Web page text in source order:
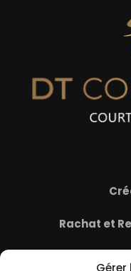
Rachat et